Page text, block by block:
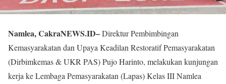
Namlea, CakraNEWS.ID–Direktur Pembimbingan
Kemasyarakatan dan Upaya Keadilan Restoratif Pemasyarakatan
(Dirbimkemas & UKR PAS) Pujo Harinto, melakukan kunjungan
kerja ke Lembaga Pemasyarakatan (Lapas) Kelas III Namlea